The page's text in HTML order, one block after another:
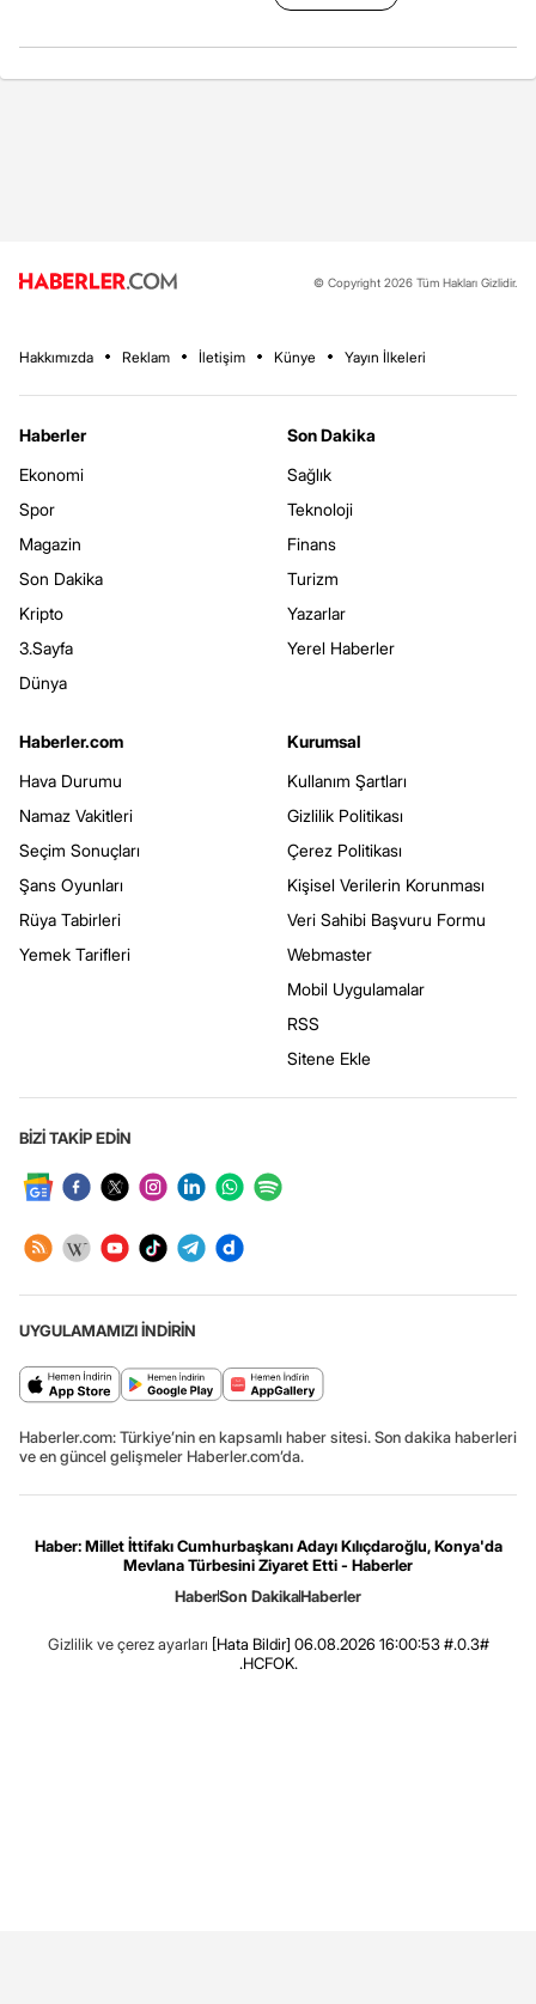
© Copyright 2026 Tüm Hakları Gizlidir.
Hakkımızda Reklam İletişim Künye Yayın İlkeleri
Haberler
Ekonomi
Spor
Magazin
Son Dakika
Kripto
3.Sayfa
Dünya
Son Dakika
Sağlık
Teknoloji
Finans
Turizm
Yazarlar
Yerel Haberler
Haberler.com
Hava Durumu
Namaz Vakitleri
Seçim Sonuçları
Şans Oyunları
Rüya Tabirleri
Yemek Tarifleri
Kurumsal
Kullanım Şartları
Gizlilik Politikası
Çerez Politikası
Kişisel Verilerin Korunması
Veri Sahibi Başvuru Formu
Webmaster
Mobil Uygulamalar
RSS
Sitene Ekle
BİZİ TAKİP EDİN
UYGULAMAMIZI İNDİRİN
Haberler.com: Türkiye’nin en kapsamlı haber sitesi. Son dakika haberleri
ve en güncel gelişmeler Haberler.com’da.
Haber: Millet İttifakı Cumhurbaşkanı Adayı Kılıçdaroğlu, Konya'da
Mevlana Türbesini Ziyaret Etti - Haberler
HaberSon DakikaHaberler
Gizlilik ve çerez ayarları [Hata Bildir] 06.08.2026 16:00:53 #.0.3#
.HCFOK.